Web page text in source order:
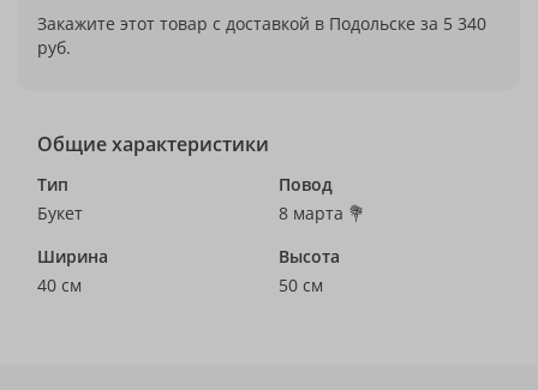
Закажите этот товар с доставкой в Подольске за 5 340
руб.
Общие характеристики
Тип
Букет
Повод
8 марта 💐
Ширина
40 см
Высота
50 см